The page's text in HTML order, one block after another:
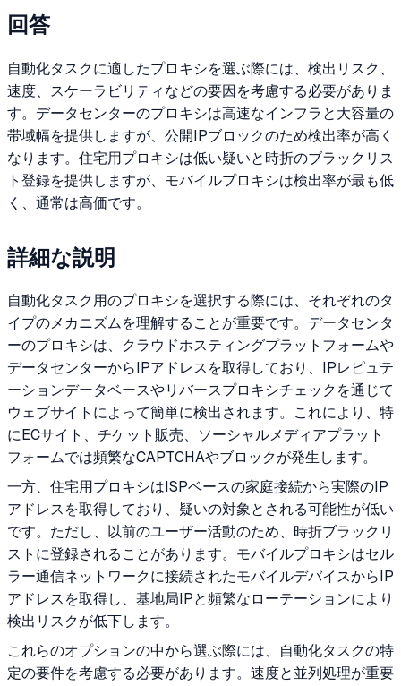
回答
自動化タスクに適したプロキシを選ぶ際には、検出リスク、
速度、スケーラビリティなどの要因を考慮する必要がありま
す。データセンターのプロキシは高速なインフラと大容量の
帯域幅を提供しますが、公開IPブロックのため検出率が高く
なります。住宅用プロキシは低い疑いと時折のブラックリス
ト登録を提供しますが、モバイルプロキシは検出率が最も低
く、通常は高価です。
詳細な説明
自動化タスク用のプロキシを選択する際には、それぞれのタ
イプのメカニズムを理解することが重要です。データセンタ
ーのプロキシは、クラウドホスティングプラットフォームや
データセンターからIPアドレスを取得しており、IPレピュテ
ーションデータベースやリバースプロキシチェックを通じて
ウェブサイトによって簡単に検出されます。これにより、特
にECサイト、チケット販売、ソーシャルメディアプラット
フォームでは頻繁なCAPTCHAやブロックが発生します。
一方、住宅用プロキシはISPベースの家庭接続から実際のIP
アドレスを取得しており、疑いの対象とされる可能性が低い
です。ただし、以前のユーザー活動のため、時折ブラックリ
ストに登録されることがあります。モバイルプロキシはセル
ラー通信ネットワークに接続されたモバイルデバイスからIP
アドレスを取得し、基地局IPと頻繁なローテーションにより
検出リスクが低下します。
これらのオプションの中から選ぶ際には、自動化タスクの特
定の要件を考慮する必要があります。速度と並列処理が重要